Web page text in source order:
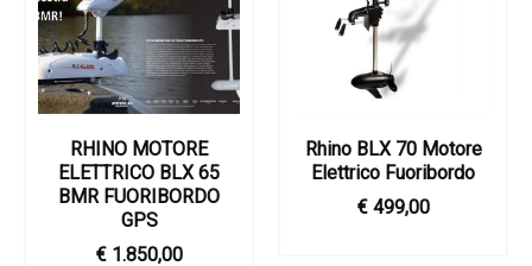
RHINO ​MOTORE
ELETTRICO BLX 65
BMR FUORIBORDO
GPS
€ 1.850,00
Rhino BLX 70 Motore
Elettrico Fuoribordo
€ 499,00